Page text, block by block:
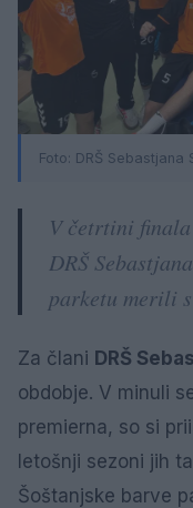
Foto: DRŠ Sebastjana
V četrtini
DRŠ
parketu merili
Za člani DRŠ
obdobje. V minuli
premierna, so si
letošnji sezoni jih
Šoštanjske barve